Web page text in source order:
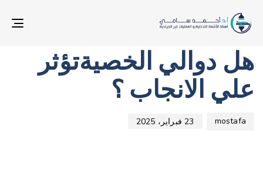
غير مصنف
هل دوالي الخصيةتؤثر
علي الانجاب ؟
mostafa 23 فبراير، 2025